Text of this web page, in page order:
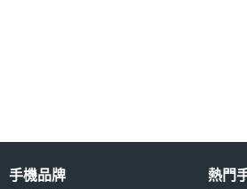
◎ 超薄 1.55 cm 機身厚度
手機品牌 熱門